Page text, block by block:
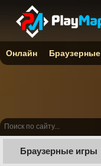
Браузерные игры
Онлайн Браузерные